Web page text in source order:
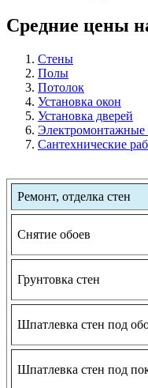
Средние цены
Стены
Полы
Потолок
Установка окон
Установка дверей
Электромонтажные
Сантехнические
Ремонт, отделка стен
Снятие обоев
Грунтовка стен
Шпатлевка стен под
Шпатлевка стен под